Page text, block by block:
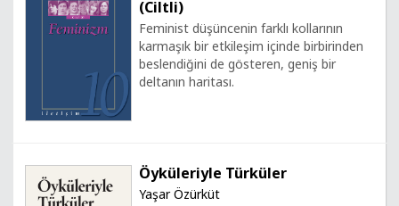
(Ciltli)
Feminist düşüncenin farklı kollarının
karmaşık bir etkileşim içinde birbirinden
beslendiğini de gösteren, geniş bir
deltanın haritası.
Öyküleriyle Türküler
Yaşar Özürküt